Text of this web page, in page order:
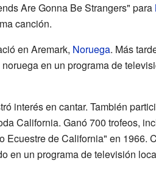
Are Gonna Be Strangers" para
canción.
en Aremark, Noruega. Más
en un programa de
interés en cantar. También
California. Ganó 700 trofeos,
Ecuestre de California" en 1966.
en un programa de televisión